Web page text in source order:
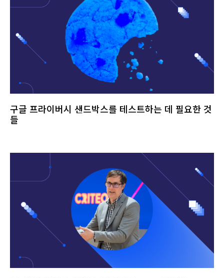
구글 프라이버시 샌드박스를 테스트하는 데 필요한 것
들